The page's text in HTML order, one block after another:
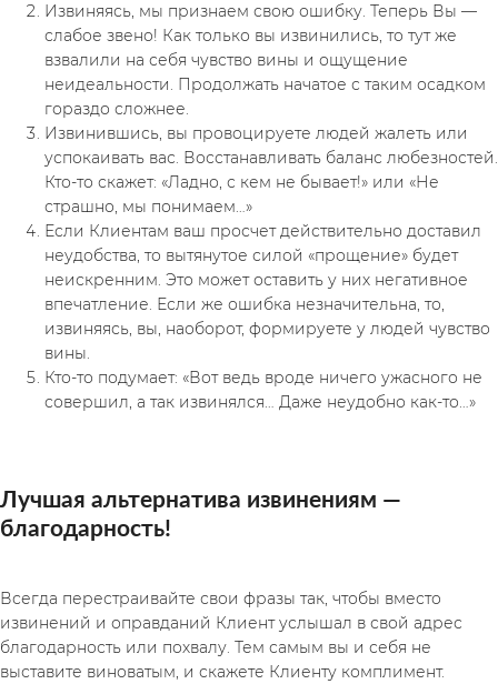
Извиняясь, мы признаем свою ошибку. Теперь Вы —
слабое звено! Как только вы извинились, то тут же
взвалили на себя чувство вины и ощущение
неидеальности. Продолжать начатое с таким осадком
гораздо сложнее.
Извинившись, вы провоцируете людей жалеть или
успокаивать вас. Восстанавливать баланс любезностей.
Кто-то скажет: «Ладно, с кем не бывает!» или «Не
страшно, мы понимаем…»
Если Клиентам ваш просчет действительно доставил
неудобства, то вытянутое силой «прощение» будет
неискренним. Это может оставить у них негативное
впечатление. Если же ошибка незначительна, то,
извиняясь, вы, наоборот, формируете у людей чувство
вины.
Кто-то подумает: «Вот ведь вроде ничего ужасного не
совершил, а так извинялся… Даже неудобно как-то…»
Лучшая альтернатива извинениям —
благодарность!
Всегда перестраивайте свои фразы так, чтобы вместо
извинений и оправданий Клиент услышал в свой адрес
благодарность или похвалу. Тем самым вы и себя не
выставите виноватым, и скажете Клиенту комплимент.